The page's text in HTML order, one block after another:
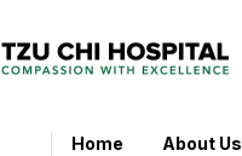
Home About Us